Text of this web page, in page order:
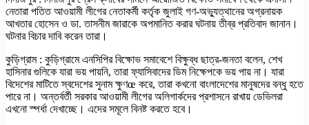
নেতারা পতিত আওয়ামী লীগের নেতাকর্মী কর্তৃক জুলাই গণ-অভ্যুত্থানের অগ্রনায়ক
আখতার হোসেন ও ডা. তাসনীম জারাকে অপমানিত করার ঘটনায় তীব্র প্রতিবাদ জানান।
ঘটনার বিচার দাবি করেন তারা।
কুড়িগ্রাম : কুড়িগ্রামে এনসিপির বিক্ষোভ সমাবেশে বিক্ষুব্ধ ছাত্র-জনতা বলেন, শেখ
হাসিনার গুলিকে যারা ভয় পায়নি, তারা ফ্যাসিবাদের ডিম নিক্ষেপকে ভয় পায় না। যারা
বিদেশের মাটিতে স্বদেশের সুনাম ক্ষুণœ করে, তারা কখনো বাংলাদেশের মানুষদের বন্ধু হতে
পারে না। অন্তর্বর্তী সরকার আওয়ামী লীগের অলিগার্কদের প্রশাসনে রাখায় ডেভিলরা
এখনো স্পর্ধা দেখাচ্ছে। এদের সমূলে বিনষ্ট করতে হবে।